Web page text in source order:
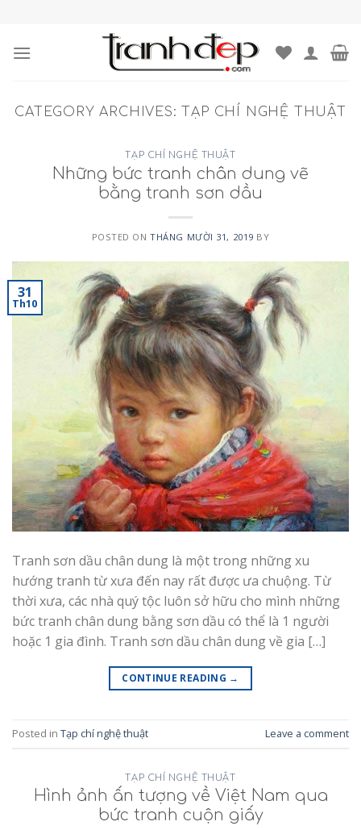
content
CATEGORY ARCHIVES: TẠP CHÍ NGHỆ THUẬT
TẠP CHÍ NGHỆ THUẬT
Những bức tranh chân dung vẽ
bằng tranh sơn dầu
POSTED ONTHÁNG MƯỜI 31, 2019 BY
31
Th10
Tranh sơn dầu chân dung là một trong những xu
hướng tranh từ xưa đến nay rất được ưa chuộng. Từ
thời xưa, các nhà quý tộc luôn sở hữu cho mình những
bức tranh chân dung bằng sơn dầu có thể là 1 người
hoặc 1 gia đình. Tranh sơn dầu chân dung về gia […]
CONTINUE READING →
Posted in Tạp chí nghệ thuật Leave a comment
TẠP CHÍ NGHỆ THUẬT
Hình ảnh ấn tượng về Việt Nam qua
bức tranh cuộn giấy